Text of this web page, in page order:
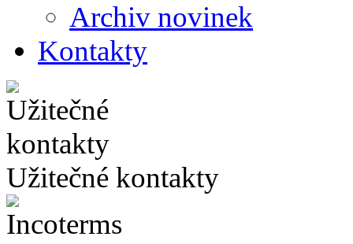
Archiv novinek
Kontakty
Užitečné kontakty